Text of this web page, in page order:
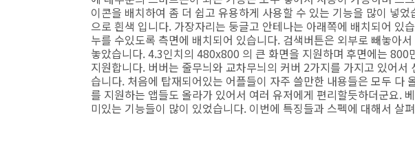
이콘을 배치하여 좀 더 쉽고 유용하게 사용할 수 있는 기능을 많이 넣
으로 흰색 입니다. 가장자리는 둥글고 안테나는 아래쪽에 배치되어 있
누를 수있도록 측면에 배치되어 있습니다. 검색버튼은 외부로 빼놓아
놓았습니다. 4.3인치의 480x800 의 큰 화면을 지원하며 후면에는
지원합니다. 버버는 줄무늬와 교차무늬의 커버 2가지를 가지고 있어서
습니다. 처음에 탑재되어있는 어플들이 자주 쓸만한 내용들은 모두 다
를 지원하는 앱들도 올라가 있어서 여러 유저에게 편리할듯하더군요.
미있는 기능들이 많이 있었습니다. 이번에 특징들과 스펙에 대해서 살